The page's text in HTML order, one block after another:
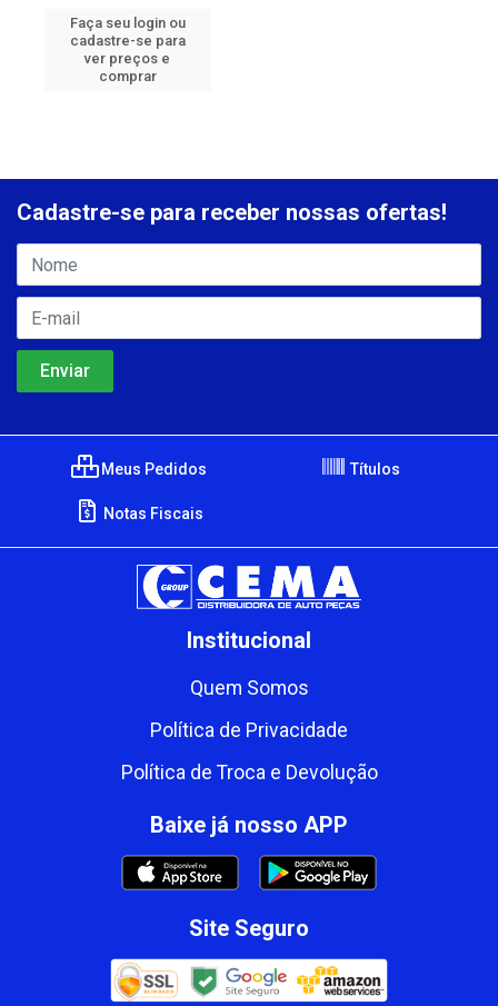
Faça seu login ou
cadastre-se para
ver preços e
comprar
Cadastre-se para receber nossas ofertas!
Meus Pedidos Títulos
Notas Fiscais
Institucional
Quem Somos
Política de Privacidade
Política de Troca e Devolução
Baixe já nosso APP
Site Seguro